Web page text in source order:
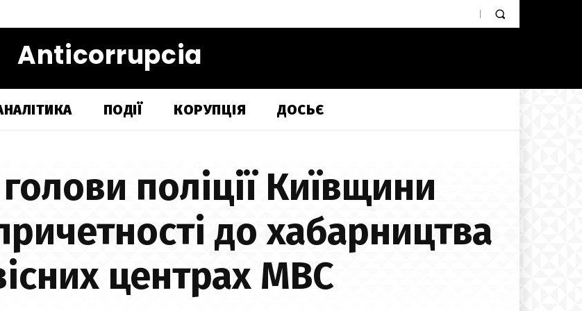
Anticorrupcia
ПОДІЇ КОРУПЦІЯ ДОСЬЄ
поліції Київщини
до хабарництва
центрах МВС